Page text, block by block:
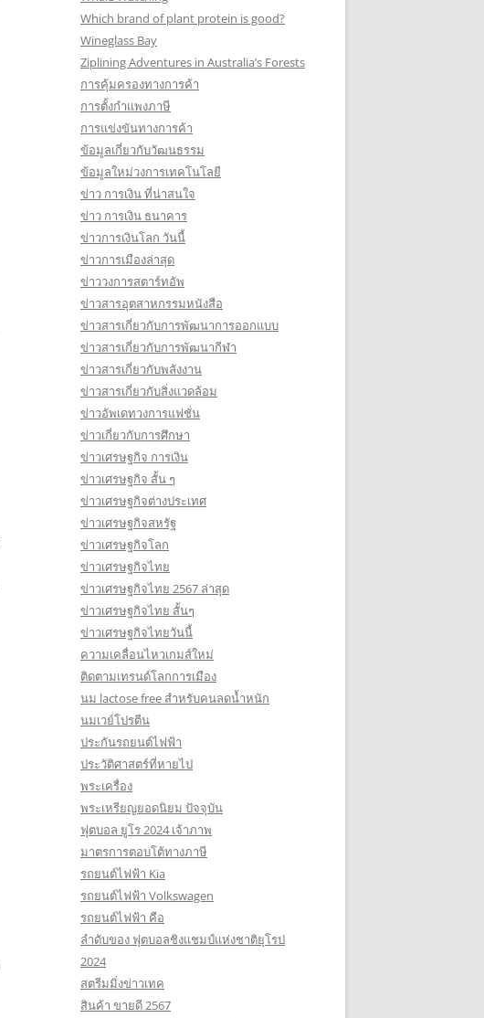
Which brand of plant protein is good?
Wineglass Bay
Ziplining Adventures in Australia’s Forests
การคุ้มครองทางการค้า
การตั้งกำแพงภาษี
การแข่งขันทางการค้า
ข้อมูลเกี่ยวกับวัฒนธรรม
ข้อมูลใหม่วงการเทคโนโลยี
ข่าว การเงิน ที่น่าสนใจ
ข่าว การเงิน ธนาคาร
ข่าวการเงินโลก วันนี้
ข่าวการเมืองล่าสุด
ข่าววงการสตาร์ทอัพ
ข่าวสารอุตสาหกรรมหนังสือ
ข่าวสารเกี่ยวกับการพัฒนาการออกแบบ
ข่าวสารเกี่ยวกับการพัฒนากีฬา
ข่าวสารเกี่ยวกับพลังงาน
ข่าวสารเกี่ยวกับสิ่งแวดล้อม
ข่าวอัพเดทวงการแฟชั่น
ข่าวเกี่ยวกับการศึกษา
ข่าวเศรษฐกิจ การเงิน
ข่าวเศรษฐกิจ สั้น ๆ
ข่าวเศรษฐกิจต่างประเทศ
ข่าวเศรษฐกิจสหรัฐ
ข่าวเศรษฐกิจโลก
ข่าวเศรษฐกิจไทย
ข่าวเศรษฐกิจไทย 2567 ล่าสุด
ข่าวเศรษฐกิจไทย สั้นๆ
ข่าวเศรษฐกิจไทยวันนี้
ความเคลื่อนไหวเกมส์ใหม่
ติดตามเทรนด์โลกการเมือง
นม lactose free สำหรับคนลดน้ำหนัก
นมเวย์โปรตีน
ประกันรถยนต์ไฟฟ้า
ประวัติศาสตร์ที่หายไป
พระเครื่อง
พระเหรียญยอดนิยม ปัจจุบัน
ฟุตบอล ยูโร 2024 เจ้าภาพ
มาตรการตอบโต้ทางภาษี
รถยนต์ไฟฟ้า Kia
รถยนต์ไฟฟ้า Volkswagen
รถยนต์ไฟฟ้า คือ
ลำดับของ ฟุตบอลชิงแชมป์แห่งชาติยุโรป
2024
สตรีมมิ่งข่าวเทค
สินค้า ขายดี 2567